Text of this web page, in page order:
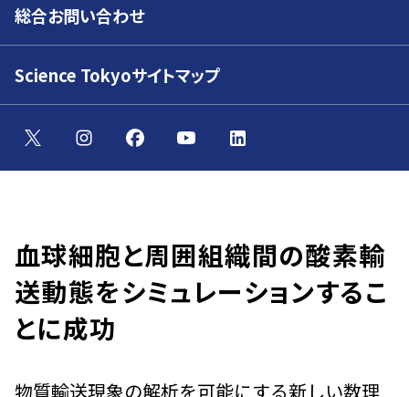
総合お問い合わせ
Science Tokyoサイトマップ
血球細胞と周囲組織間の酸素輸
送動態をシミュレーションするこ
とに成功
物質輸送現象の解析を可能にする新しい数理